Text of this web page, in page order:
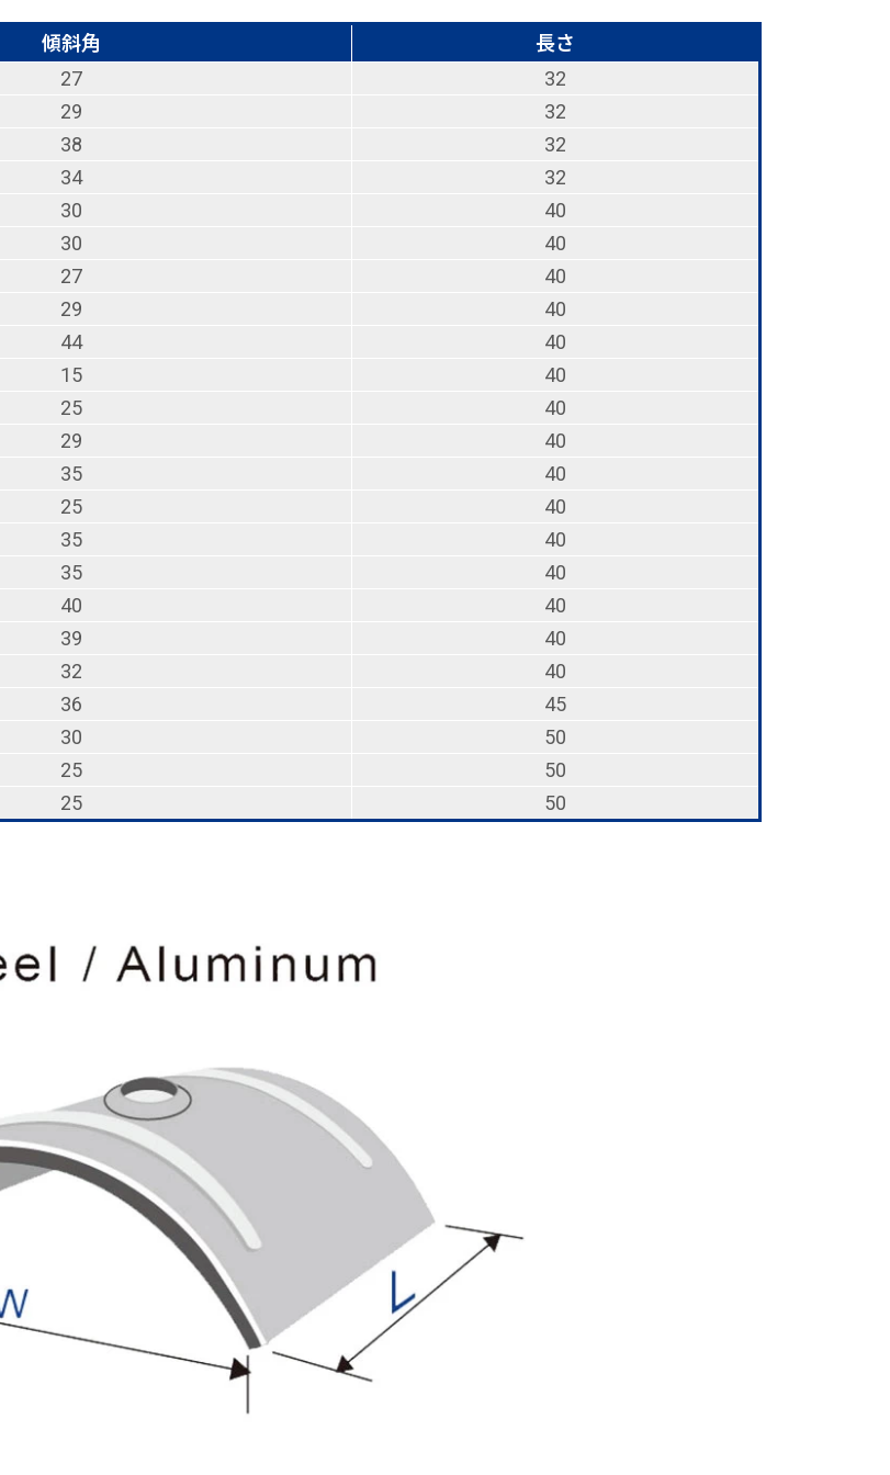
傾斜角
長さ
27
32
29
32
38
32
34
32
30
40
30
40
27
40
29
40
44
40
15
40
25
40
29
40
35
40
25
40
35
40
35
40
40
40
39
40
32
40
36
45
30
50
25
50
25 50